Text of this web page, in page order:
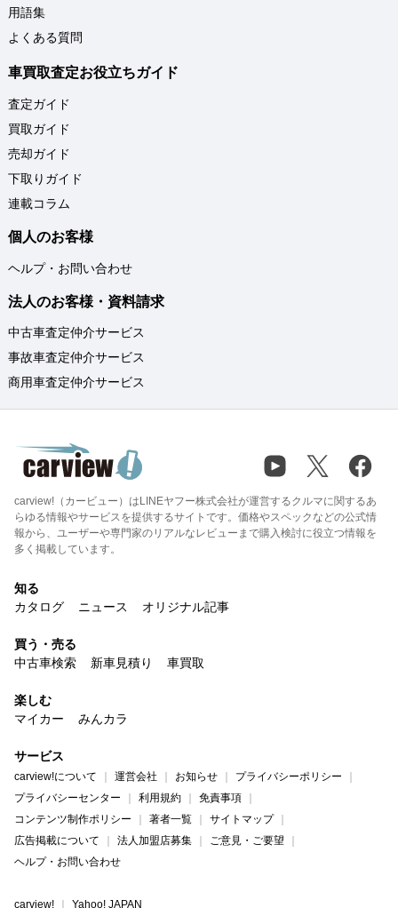
用語集
よくある質問
車買取査定お役立ちガイド
査定ガイド
買取ガイド
売却ガイド
下取りガイド
連載コラム
個人のお客様
ヘルプ・お問い合わせ
法人のお客様・資料請求
中古車査定仲介サービス
事故車査定仲介サービス
商用車査定仲介サービス
carview!（カービュー）はLINEヤフー株式会社が運営するクルマに関するあ
らゆる情報やサービスを提供するサイトです。価格やスペックなどの公式情
報から、ユーザーや専門家のリアルなレビューまで購入検討に役立つ情報を
多く掲載しています。
知る
カタログ
ニュース オリジナル記事
買う・売る
中古車検索
新車見積り 車買取
楽しむ
マイカー
みんカラ
サービス
carview!について 運営会社 お知らせ
プライバシーポリシー
プライバシーセンター
利用規約
免責事項
コンテンツ制作ポリシー
著者一覧
サイトマップ
広告掲載について
法人加盟店募集
ご意見・ご要望
ヘルプ・お問い合わせ
carview! Yahoo! JAPAN